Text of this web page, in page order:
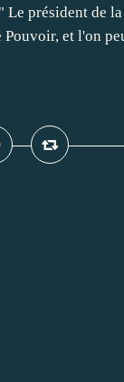
président de
et l'on